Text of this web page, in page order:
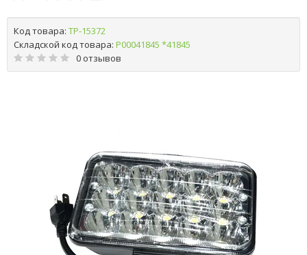
Код товара: TP-15372
Складской код товара: Р00041845 *41845
0 отзывов